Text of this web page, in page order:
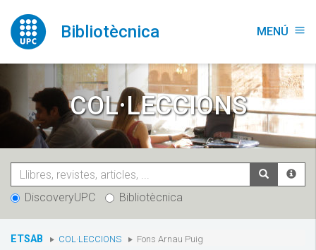
contingut
Bibliotècnica MENÚ menu
COL·LECCIONS
DiscoveryUPC Bibliotècnica
You
ETSAB COL·LECCIONS Fons Arnau Puig